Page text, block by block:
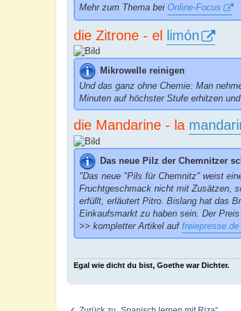
Mehr zum Thema bei Online-Focus
die Zitrone - el limón
Mikrowelle reinigen
Und das ganz ohne Chemie: Man
Minuten auf höchster Stufe erhitzen
die Mandarine - la
Das neue Pilz der Chemnitzer
"Das neue "Pils für Chemnitz" weist
Fruchtgeschmack nicht mit Zusätzen,
erfüllt, erläutert Pitro. Bislang hat das
Einkaufsmarkt zu haben sein. Der
>> kompletter Artikel auf freiepresse.de
Egal wie dicht du bist, Goethe war Dichter.